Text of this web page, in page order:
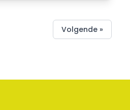
Volgende »